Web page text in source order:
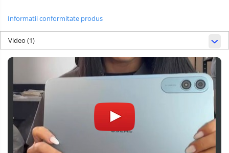
Informatii conformitate produs
Video (1)